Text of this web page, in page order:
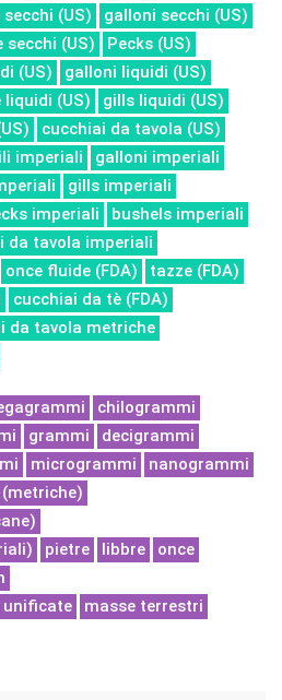
(US)
galloni secchi (US)
secchi (US)
Pecks (US)
(US)
galloni liquidi (US)
liquidi (US)
gills liquidi (US)
cucchiai da tavola (US)
imperiali
galloni imperiali
gills imperiali
imperiali
bushels imperiali
da tavola imperiali
once fluide (FDA)
tazze (FDA)
cucchiai da tè (FDA)
da tavola metriche
chilogrammi
grammi
decigrammi
microgrammi
nanogrammi
pietre libbre
once
unificate
masse terrestri